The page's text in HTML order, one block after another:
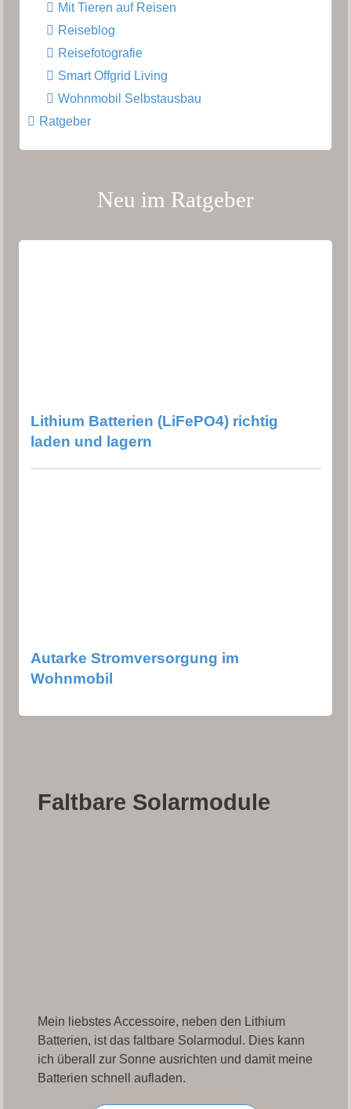
Mit Tieren auf Reisen
Reiseblog
Reisefotografie
Smart Offgrid Living
Wohnmobil Selbstausbau
Ratgeber
Neu im Ratgeber
Lithium Batterien (LiFePO4) richtig
laden und lagern
Autarke Stromversorgung im
Wohnmobil
Faltbare Solarmodule
Mein liebstes Accessoire, neben den Lithium
Batterien, ist das faltbare Solarmodul. Dies kann
ich überall zur Sonne ausrichten und damit meine
Batterien schnell aufladen.